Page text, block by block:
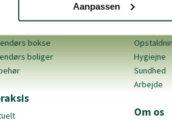
Aanpassen
bokse
boliger
Opdræt
Hygiejne
Sundhed
Arbejde
Om os